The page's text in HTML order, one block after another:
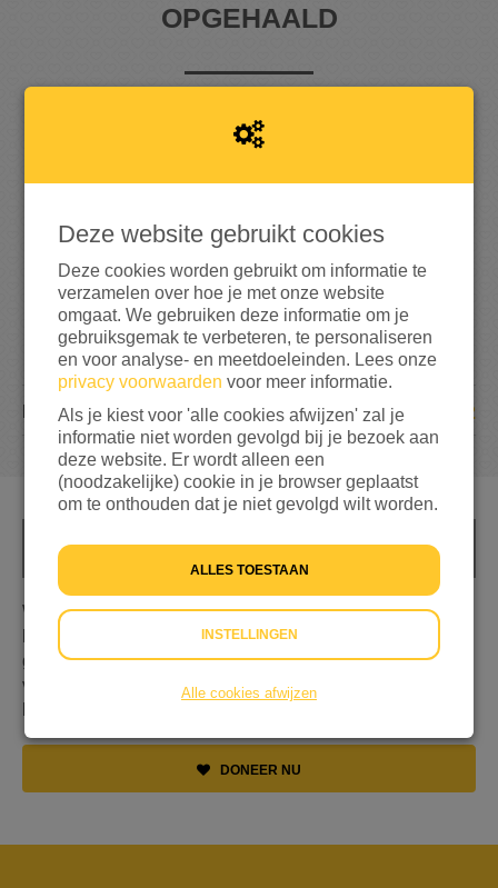
OPGEHAALD
1
2
DONATIES
INFO
We zijn voor een school project bezig met een actie voor
het goede doel. Wij zouden hiervoor graag met onze
groep geld ophalen voor stichting vluchteling zodat
vluchtelingen zich kunnen voorzien in hun
DONEER NU
Deze website gebruikt cookies
Deze cookies worden gebruikt om informatie te
verzamelen over hoe je met onze website
omgaat. We gebruiken deze informatie om je
gebruiksgemak te verbeteren, te personaliseren
en voor analyse- en meetdoeleinden. Lees onze
privacy voorwaarden voor meer informatie.
Als je kiest voor 'alle cookies afwijzen' zal je
informatie niet worden gevolgd bij je bezoek aan
deze website. Er wordt alleen een
(noodzakelijke) cookie in je browser geplaatst
om te onthouden dat je niet gevolgd wilt worden.
ALLES TOESTAAN
INSTELLINGEN
Alle cookies afwijzen